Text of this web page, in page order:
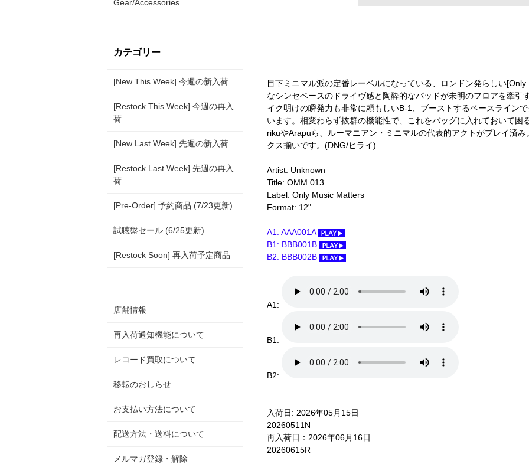
目下ミニマル派の定番レーベルになっている、ロンドン発らしい
なシンセベースのドライヴ感と陶酔的なパッドが未明のフロアを牽引
イク明けの瞬発力も非常に頼もしいB-1、ブーストするベースライン
います。相変わらず抜群の機能性で、これをバッグに入れておいて困
rikuやArapuら、ルーマニアン・ミニマルの代表的アクトがプレイ済
クス揃いです。(DNG/ヒライ)
Artist: Unknown
Title: OMM 013
Label: Only Music Matters
Format: 12"
A1: AAA001A
B1: BBB001B
B2: BBB002B
A1:
B1:
B2:
入荷日: 2026年05月15日
20260511N
再入荷日：2026年06月16日
20260615R
Gear/Accessories
カテゴリー
[New This Week] 今週の新入荷
[Restock This Week] 今週の再入
荷
[New Last Week] 先週の新入荷
[Restock Last Week] 先週の再入
荷
[Pre-Order] 予約商品 (7/23更新)
試聴盤セール (6/25更新)
[Restock Soon] 再入荷予定商品
店舗情報
再入荷通知機能について
レコード買取について
移転のおしらせ
お支払い方法について
配送方法・送料について
メルマガ登録・解除